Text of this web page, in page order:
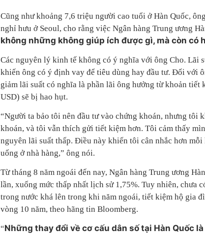
Cũng như khoảng 7,6 triệu người cao tuổi ở Hàn Quốc,
nghỉ hưu ở Seoul, cho rằng việc Ngân hàng Trung ương
không những không giúp ích được gì, mà còn có
Các nguyên lý kinh tế không có ý nghĩa với ông Cho. Lãi
khiến ông có ý định vay để tiêu dùng hay đầu tư. Đối với
giảm lãi suất có nghĩa là phần lãi ông hưởng từ khoản tiết
USD) sẽ bị hao hụt.
“Người ta bảo tôi nên đầu tư vào chứng khoán, nhưng tôi
khoán, và tôi vẫn thích gửi tiết kiệm hơn. Tôi cảm thấy
nguyên lãi suất thấp. Điều này khiến tôi cân nhắc hơn mỗi
uống ở nhà hàng,” ông nói.
Từ tháng 8 năm ngoái đến nay, Ngân hàng Trung ương
lần, xuống mức thấp nhất lịch sử 1,75%. Tuy nhiên, chưa
trong nước khá lên trong khi năm ngoái, tiết kiệm hộ gia
vòng 10 năm, theo hãng tin Bloomberg.
“Những thay đổi về cơ cấu dân số tại Hàn Quốc